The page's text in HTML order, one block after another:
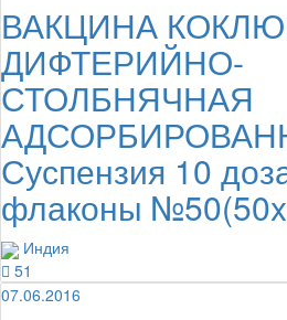
ВАКЦИНА
ДИФТЕРИЙНО-
СТОЛБНЯЧНАЯ
Суспензия 10
флаконы
Индия
51
07.06.2016